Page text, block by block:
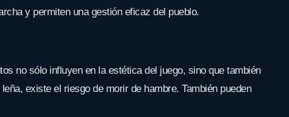
y permiten una gestión eficaz del pueblo.
no sólo influyen en la estética del juego, sino que también
existe el riesgo de morir de hambre. También pueden